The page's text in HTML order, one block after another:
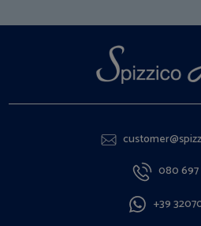
080 697
+39